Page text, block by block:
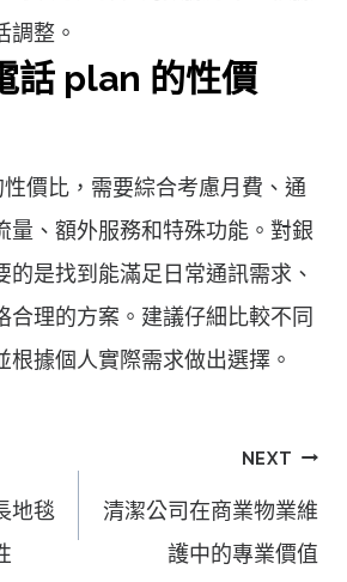
調整。
話 plan 的性價
價比，需要綜合考慮月費、通
量、額外服務和特殊功能。對銀
的是找到能滿足日常通訊需求、
合理的方案。建議仔細比較不同
根據個人實際需求做出選擇。
地毯
NEXT
清潔公司在商業物業維
護中的專業價值